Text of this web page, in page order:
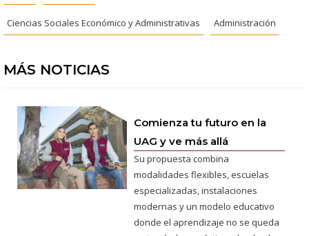
Ciencias Sociales Económico y Administrativas Administración
MÁS NOTICIAS
Comienza tu futuro en la
UAG y ve más allá
Su propuesta combina
modalidades flexibles, escuelas
especializadas, instalaciones
modernas y un modelo educativo
donde el aprendizaje no se queda